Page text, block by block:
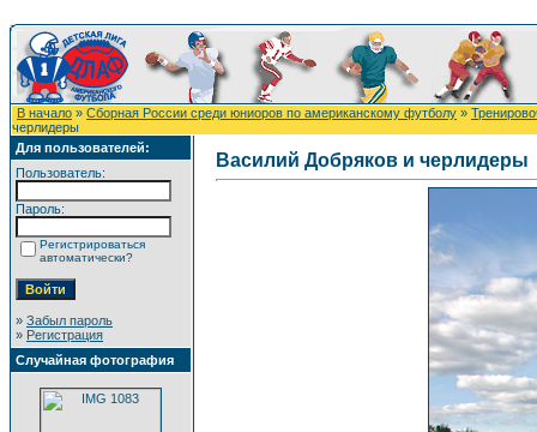
В начало » Сборная России среди юниоров по американскому футболу »
черлидеры
Для пользователей:
Пользователь:
Пароль:
Регистрироваться
автоматически?
» Забыл пароль
» Регистрация
Случайная фотография
Василий Добряков и черлидеры